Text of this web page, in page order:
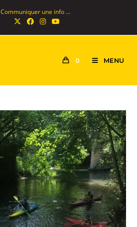
Communiquer une info ...
0 MENU